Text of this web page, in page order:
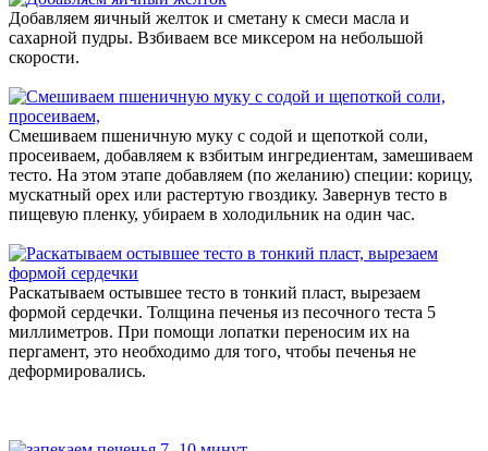
Добавляем яичный желток и сметану к смеси масла и
сахарной пудры. Взбиваем все миксером на небольшой
скорости.
Смешиваем пшеничную муку с содой и щепоткой соли,
просеиваем, добавляем к взбитым ингредиентам, замешиваем
тесто. На этом этапе добавляем (по желанию) специи: корицу,
мускатный орех или растертую гвоздику. Завернув тесто в
пищевую пленку, убираем в холодильник на один час.
Раскатываем остывшее тесто в тонкий пласт, вырезаем
формой сердечки. Толщина печенья из песочного теста 5
миллиметров. При помощи лопатки переносим их на
пергамент, это необходимо для того, чтобы печенья не
деформировались.